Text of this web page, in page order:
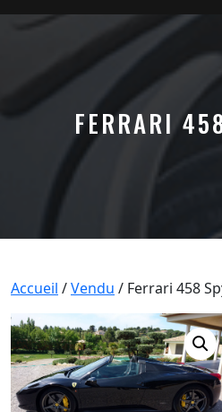
Button
FERRARI
Accueil /Vendu / Ferrari 458